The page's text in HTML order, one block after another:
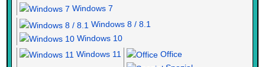
Windows 7
Windows 8 / 8.1
Windows 10
Windows 11
Office